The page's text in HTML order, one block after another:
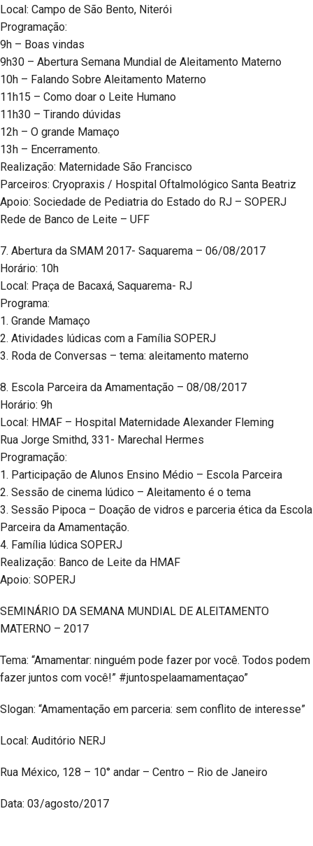
Local: Campo de São Bento, Niterói
Programação:
9h – Boas vindas
9h30 – Abertura Semana Mundial de Aleitamento Materno
10h – Falando Sobre Aleitamento Materno
11h15 – Como doar o Leite Humano
11h30 – Tirando dúvidas
12h – O grande Mamaço
13h – Encerramento.
Realização: Maternidade São Francisco
Parceiros: Cryopraxis / Hospital Oftalmológico Santa Beatriz
Apoio: Sociedade de Pediatria do Estado do RJ – SOPERJ
Rede de Banco de Leite – UFF
7. Abertura da SMAM 2017- Saquarema – 06/08/2017
Horário: 10h
Local: Praça de Bacaxá, Saquarema- RJ
Programa:
1. Grande Mamaço
2. Atividades lúdicas com a Família SOPERJ
3. Roda de Conversas – tema: aleitamento materno
8. Escola Parceira da Amamentação – 08/08/2017
Horário: 9h
Local: HMAF – Hospital Maternidade Alexander Fleming
Rua Jorge Smithd, 331- Marechal Hermes
Programação:
1. Participação de Alunos Ensino Médio – Escola Parceira
2. Sessão de cinema lúdico – Aleitamento é o tema
3. Sessão Pipoca – Doação de vidros e parceria ética da Escola
Parceira da Amamentação.
4. Família lúdica SOPERJ
Realização: Banco de Leite da HMAF
Apoio: SOPERJ
SEMINÁRIO DA SEMANA MUNDIAL DE ALEITAMENTO
MATERNO – 2017
Tema: “Amamentar: ninguém pode fazer por você. Todos podem
fazer juntos com você!” #juntospelaamamentaçao”
Slogan: “Amamentação em parceria: sem conflito de interesse”
Local: Auditório NERJ
Rua México, 128 – 10° andar – Centro – Rio de Janeiro
Data: 03/agosto/2017